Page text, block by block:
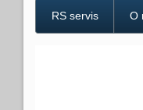
RS servis O